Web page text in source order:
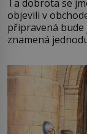
Ta dobrota se
objevili v
připravená bude
znamená
pře hned
Francie, kde se